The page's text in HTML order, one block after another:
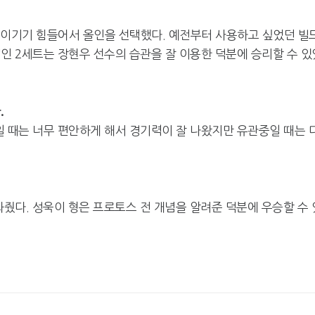
기기 힘들어서 올인을 선택했다. 예전부터 사용하고 싶었던 빌
2세트는 장현우 선수의 습관을 잘 이용한 덕분에 승리할 수 있
는 너무 편안하게 해서 경기력이 잘 나왔지만 유관중일 때는
다. 성욱이 형은 프로토스 전 개념을 알려준 덕분에 우승할 수